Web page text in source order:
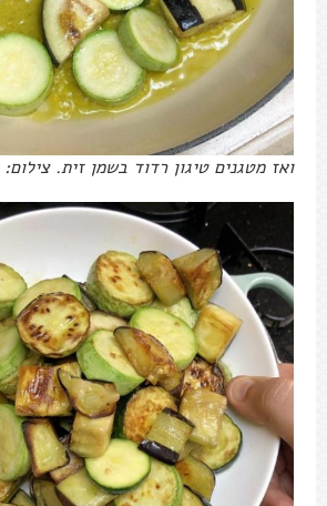
ואז מטגנים טיגון רדוד בשמן זית.